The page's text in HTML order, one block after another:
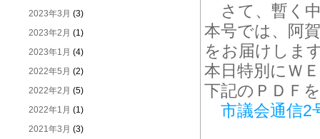
2023年3月 (3)
2023年2月 (1)
2023年1月 (4)
2022年5月 (2)
2022年2月 (5)
2022年1月 (1)
2021年3月 (3)
さて、暫く
本号では、阿
をお届けしま
本日特別にＷ
下記のＰＤＦ
市議会通信2